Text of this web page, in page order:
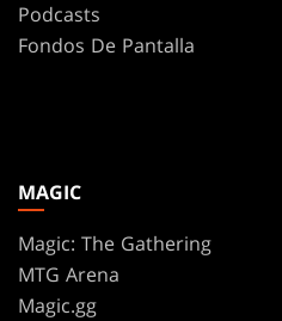
Podcasts
Fondos De Pantalla
MAGIC
Magic: The Gathering
MTG Arena
Magic.gg